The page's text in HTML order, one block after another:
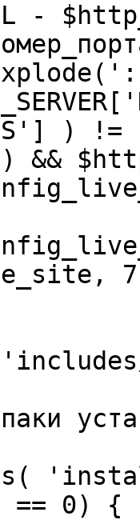
-
&&
== 0) {